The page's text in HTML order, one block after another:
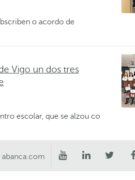
o acordo de
Vigo un dos tres
escolar, que se alzou co
abanca.com